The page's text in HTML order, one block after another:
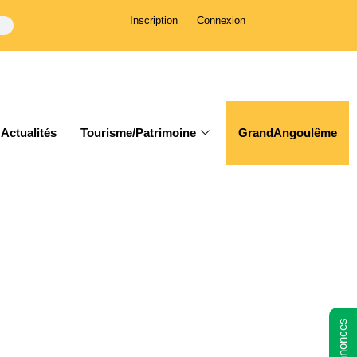
Inscription Connexion
Actualités Tourisme/Patrimoine GrandAngoulême